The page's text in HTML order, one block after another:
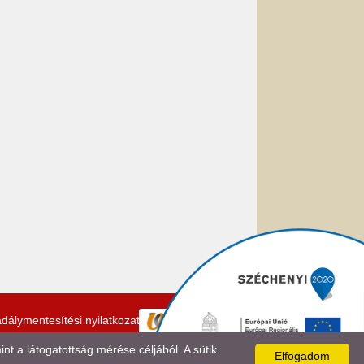
nyilatkozat
Elfogadom
a látogatottság mérése céljából. A sütik